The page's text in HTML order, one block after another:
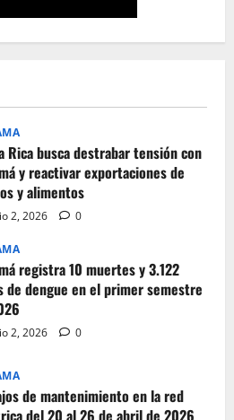
Rica busca destrabar tensión con
y reactivar exportaciones de
y alimentos
2, 2026 0
registra 10 muertes y 3.122
de dengue en el primer semestre
2, 2026 0
de mantenimiento en la red
del 20 al 26 de abril de 2026